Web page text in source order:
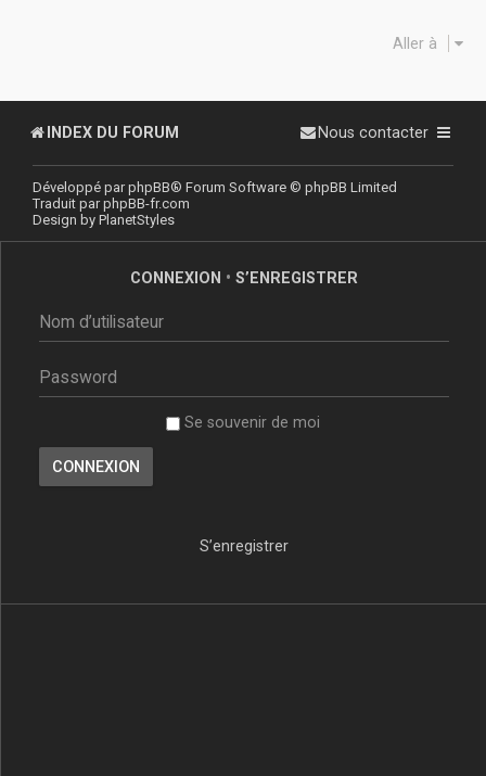
Aller à
INDEX DU FORUM Nous contacter
Développé parphpBB® Forum Software © phpBB Limited
Traduit parphpBB-fr.com
Design by PlanetStyles
CONNEXION • S’ENREGISTRER
Se souvenir de moi
S’enregistrer